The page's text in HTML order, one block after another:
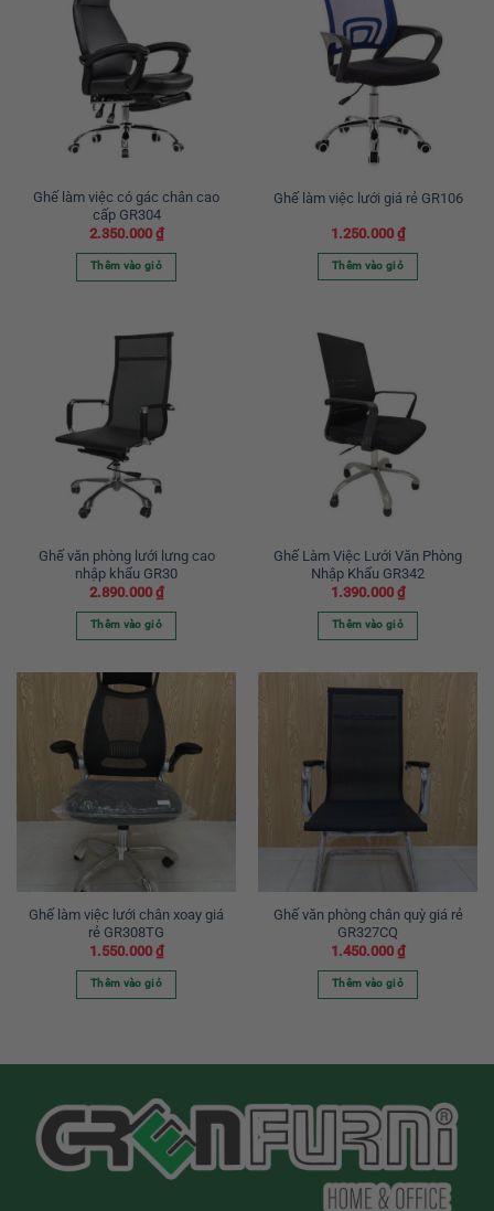
Ghế làm việc có gác chân cao
cấp GR304
2.350.000 ₫
Thêm vào giỏ
Ghế làm việc lưới giá rẻ GR106
1.250.000 ₫
Thêm vào giỏ
Ghế văn phòng lưới lưng cao
nhập khẩu GR30
2.890.000 ₫
Thêm vào giỏ
Ghế Làm Việc Lưới Văn Phòng
Nhập Khẩu GR342
1.390.000 ₫
Thêm vào giỏ
Ghế làm việc lưới chân xoay giá
rẻ GR308TG
1.550.000 ₫
Thêm vào giỏ
Ghế văn phòng chân quỳ giá rẻ
GR327CQ
1.450.000 ₫
Thêm vào giỏ